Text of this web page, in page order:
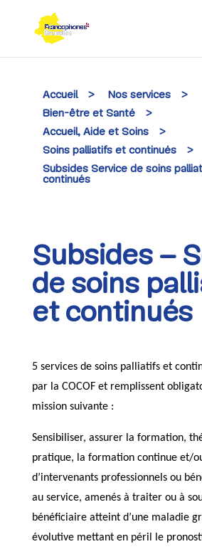
content
Accueil > Nos services
>
Bien-être et Santé
>
Accueil, Aide et Soins
>
Soins palliatifs et continués
>
Subsides Service de soins
continués
Subsides –
de soins
et continués
5 services de soins palliatifs et
par la COCOF et remplissent
mission suivante :
Sensibiliser, assurer la formation,
pratique, la formation continue et/
d’intervenants professionnels ou
au service, amenés à traiter ou à
bénéficiaire atteint d’une maladie
évolutive mettant en péril le